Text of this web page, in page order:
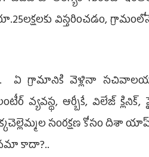
విస్తరించడం,
ఏ గ్రామానికి వెళ్లినా సచివాలయం
వ్యవస్థ, ఆర్బీకే, విలేజ్‌
సంరక్షణ కోసం దిశా
కాదా?..